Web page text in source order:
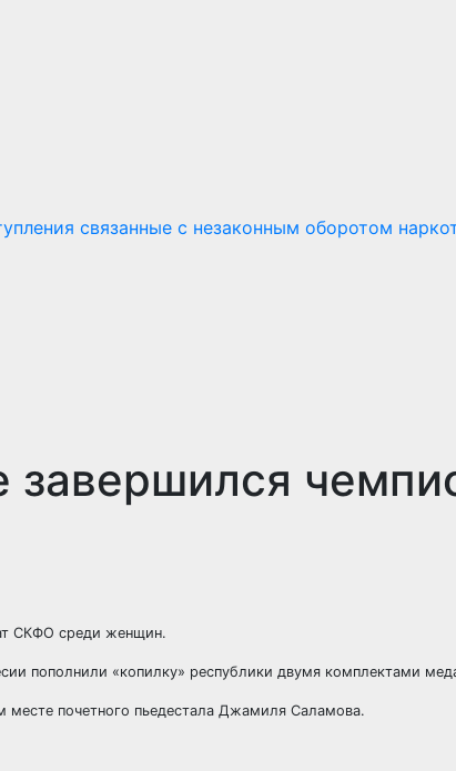
связанные с незаконным оборотом
завершился
СКФО среди женщин.
пополнили «копилку» республики двумя комплектами
месте почетного пьедестала Джамиля Саламова.